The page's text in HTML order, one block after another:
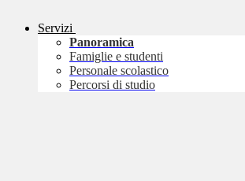
Servizi
Panoramica
Famiglie e studenti
Personale scolastico
Percorsi di studio